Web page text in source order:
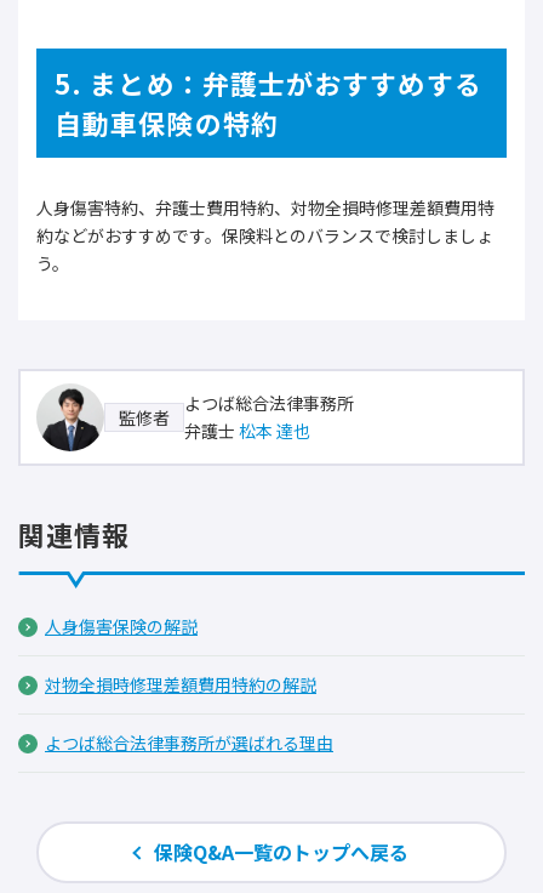
5. まとめ：弁護士がおすすめする
自動車保険の特約
人身傷害特約、弁護士費用特約、対物全損時修理差額費用特
約などがおすすめです。保険料とのバランスで検討しましょ
う。
監修者
よつば総合法律事務所
弁護士 松本 達也
関連情報
人身傷害保険の解説
対物全損時修理差額費用特約の解説
よつば総合法律事務所が選ばれる理由
保険Q&A一覧のトップへ戻る